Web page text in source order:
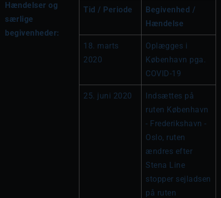
Hændelser og
særlige
begivenheder:
Tid / Periode
Begivenhed /
Hændelse
18. marts
2020
Oplægges i
København pga.
COVID-19
25. juni 2020
Indsættes på
ruten København
- Frederikshavn -
Oslo, ruten
ændres efter
Stena Line
stopper sejladsen
på ruten